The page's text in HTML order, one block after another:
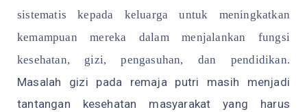
sistematis kepada keluarga untuk meningkatkan
kemampuan mereka dalam menjalankan fungsi
kesehatan, gizi, pengasuhan, dan pendidikan.
Masalah gizi pada remaja putri masih menjadi
tantangan kesehatan masyarakat yang harus